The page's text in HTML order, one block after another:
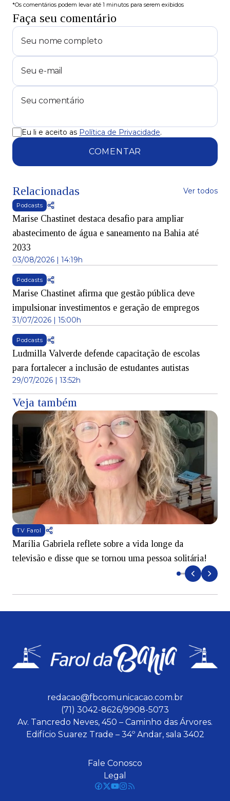
*Os comentários podem levar até 1 minutos para serem exibidos
Faça seu comentário
Eu li e aceito as Política de Privacidade.
COMENTAR
Relacionadas Ver todos
Podcasts
Marise Chastinet destaca desafio para ampliar
abastecimento de água e saneamento na Bahia até
2033
03/08/2026 | 14:19h
Podcasts
Marise Chastinet afirma que gestão pública deve
impulsionar investimentos e geração de empregos
31/07/2026 | 15:00h
Podcasts
Ludmilla Valverde defende capacitação de escolas
para fortalecer a inclusão de estudantes autistas
29/07/2026 | 13:52h
Veja também
TV Farol
Marília Gabriela reflete sobre a vida longe da
televisão e disse que se tornou uma pessoa solitária!
redacao@fbcomunicacao.com.br
(71) 3042-8626/9908-5073
Av. Tancredo Neves, 450 – Caminho das Árvores.
Edifício Suarez Trade – 34º Andar, sala 3402
Fale Conosco
Legal